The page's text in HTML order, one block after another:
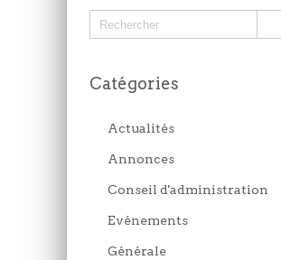
Catégories
Actualités
Annonces
Conseil d'administration
Evénements
Générale